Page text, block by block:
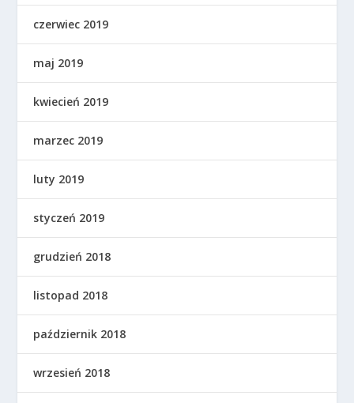
czerwiec 2019
maj 2019
kwiecień 2019
marzec 2019
luty 2019
styczeń 2019
grudzień 2018
listopad 2018
październik 2018
wrzesień 2018